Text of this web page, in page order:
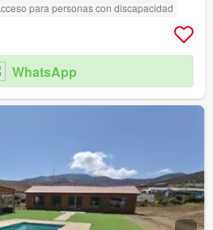
para personas con discapacidad
WhatsApp